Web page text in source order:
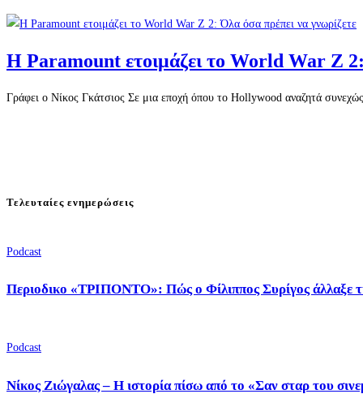
Η Paramount ετοιμάζει το World War Z
Γράφει ο Νίκος Γκάτσιος Σε μια εποχή όπου το Hollywood αναζητά
Τελευταίες ενημερώσεις
Podcast
Περιοδικο «ΤΡΙΠΟΝΤΟ»: Πώς ο Φίλιππος Συρίγος άλλαξε
Podcast
Νίκος Ζιώγαλας – Η ιστορία πίσω από το «Σαν σταρ του